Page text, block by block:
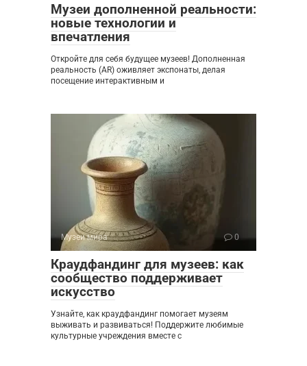
Музеи дополненной реальности:
новые технологии и
впечатления
Откройте для себя будущее музеев! Дополненная
реальность (AR) оживляет экспонаты, делая
посещение интерактивным и
Музеи мира 0
Краудфандинг для музеев: как
сообщество поддерживает
искусство
Узнайте, как краудфандинг помогает музеям
выживать и развиваться! Поддержите любимые
культурные учреждения вместе с